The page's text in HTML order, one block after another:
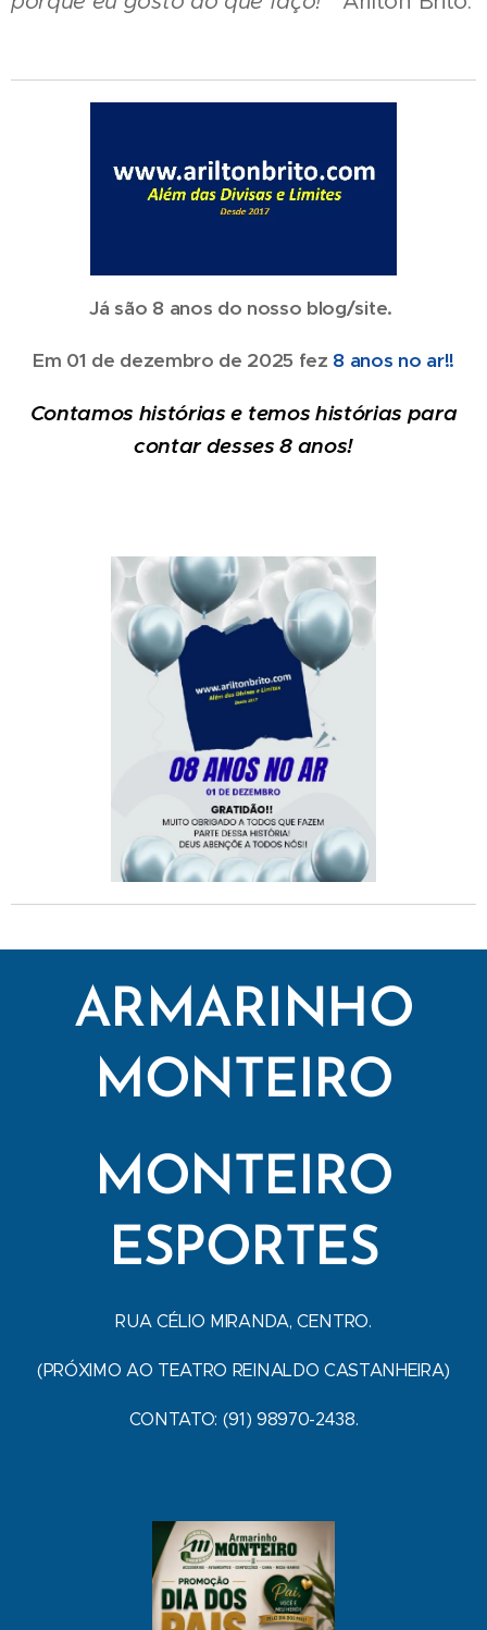
Já são 8 anos do nosso blog/site.
Em 01 de dezembro de 2025 fez 8 anos no ar!!
Contamos histórias e temos histórias para
contar desses 8 anos!
ARMARINHO
MONTEIRO
MONTEIRO
ESPORTES
RUA CÉLIO MIRANDA, CENTRO.
(PRÓXIMO AO TEATRO REINALDO CASTANHEIRA)
CONTATO: (91) 98970-2438.